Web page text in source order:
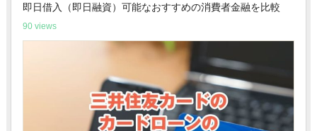
即日借入（即日融資）可能なおすすめの消費者金融を比較
90 views